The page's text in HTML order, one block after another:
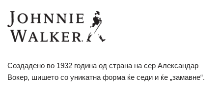
Создадено во 1932 година од страна на сер Александар
Вокер, шишето со уникатна форма ќе седи и ќе „замавне“.